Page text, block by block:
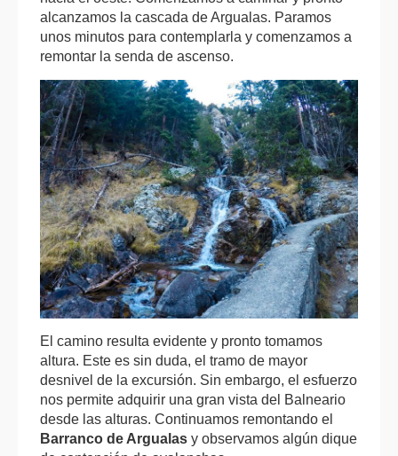
alcanzamos la cascada de Argualas. Paramos
unos minutos para contemplarla y comenzamos a
remontar la senda de ascenso.
El camino resulta evidente y pronto tomamos
altura. Este es sin duda, el tramo de mayor
desnivel de la excursión. Sin embargo, el esfuerzo
nos permite adquirir una gran vista del Balneario
desde las alturas. Continuamos remontando el
Barranco de Argualas y observamos algún dique